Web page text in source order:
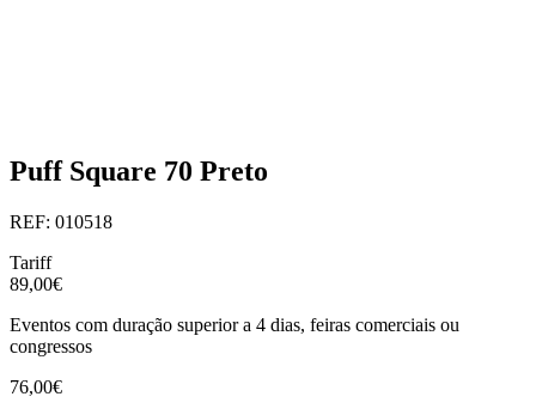
Puff Square 70 Preto
REF: 010518
Tariff
89,00€
Eventos com duração superior a 4 dias, feiras comerciais ou
congressos
76,00€